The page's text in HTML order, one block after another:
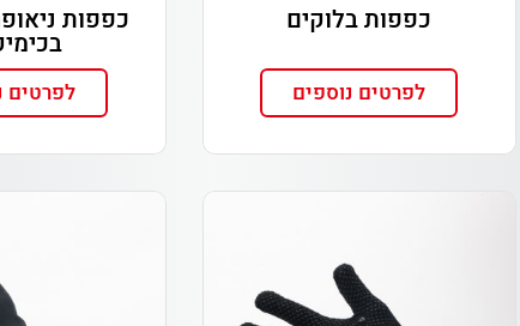
כפפות בלוקים
לפרטים נוספים
כפפות
לפרטים